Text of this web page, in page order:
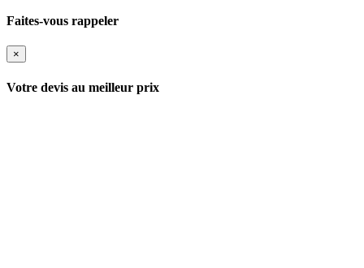
Faites-vous rappeler
×
Votre devis au meilleur prix